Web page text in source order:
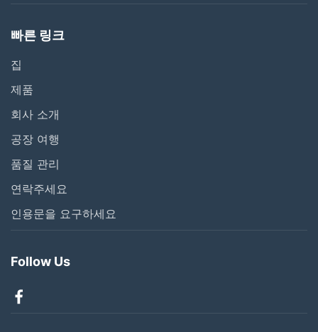
빠른 링크
집
제품
회사 소개
공장 여행
품질 관리
연락주세요
인용문을 요구하세요
Follow Us